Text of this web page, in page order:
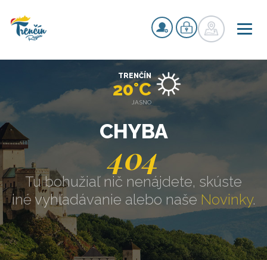
CHYBA
404
Tu bohužiaľ nič nenájdete, skúste
iné vyhľadávanie alebo naše Novinky.
TRENČÍN
20°C
JASNO